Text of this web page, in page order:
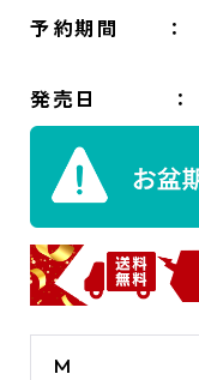
予約期間
発売日
M